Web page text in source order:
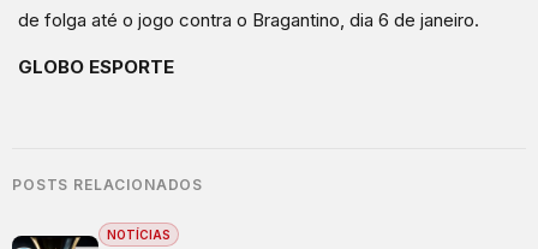
de folga até o jogo contra o Bragantino, dia 6 de janeiro.
GLOBO ESPORTE
POSTS RELACIONADOS
NOTÍCIAS